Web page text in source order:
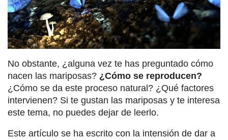
No obstante, ¿alguna vez te has preguntado cómo
nacen las mariposas? ¿Cómo se reproducen?
¿Cómo se da este proceso natural? ¿Qué factores
intervienen? Si te gustan las mariposas y te interesa
este tema, no puedes dejar de leerlo.
Este artículo se ha escrito con la intensión de dar a